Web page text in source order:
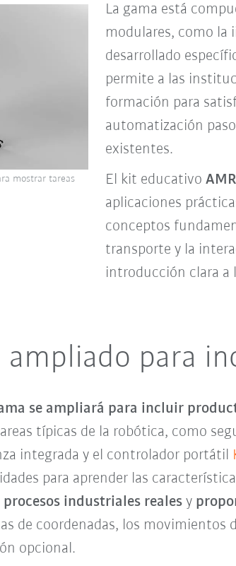
La gama está
modulares, como la
desarrollado
permite a las
formación para
automatización
existentes.
El kit educativo
aplicaciones
conceptos
transporte y la
introducción clara a
mostrar tareas
ampliado para
se ampliará para incluir
típicas de la robótica, como
integrada y el controlador portátil
para aprender las
procesos industriales realesy
de coordenadas, los movimientos
opcional.